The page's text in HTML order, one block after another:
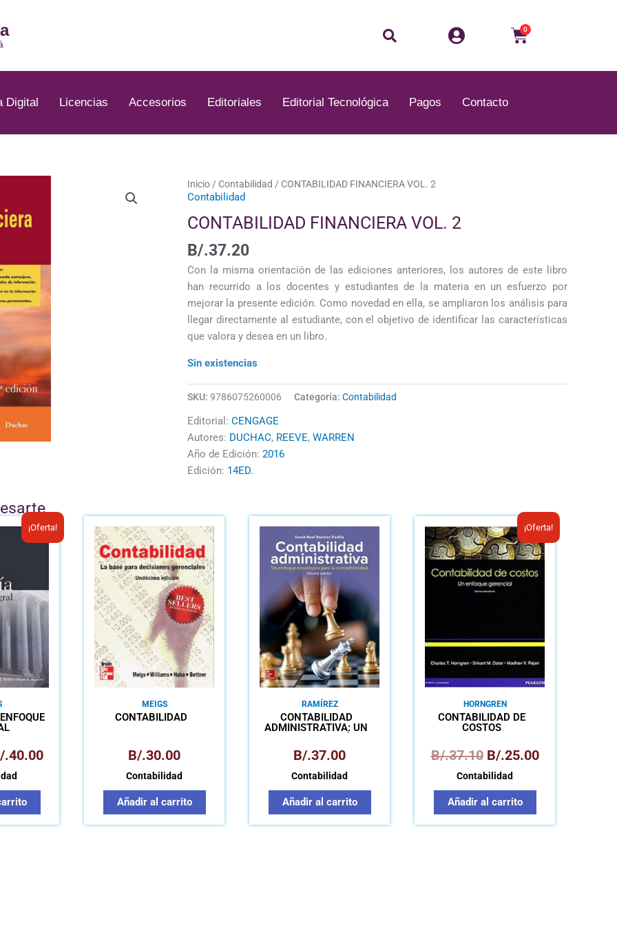
Buscar 0
Carrito
Digital Licencias Accesorios Editoriales Editorial Tecnológica Pagos Contacto
Inicio / Contabilidad / CONTABILIDAD FINANCIERA VOL. 2
Contabilidad
CONTABILIDAD FINANCIERA VOL. 2
B/.37.20
Con la misma orientación de las ediciones anteriores, los autores de este libro
han recurrido a los docentes y estudiantes de la materia en un esfuerzo por
mejorar la presente edición. Como novedad en ella, se ampliaron los análisis para
llegar directamente al estudiante, con el objetivo de identificar las características
que valora y desea en un libro.
Sin existencias
SKU: 9786075260006 Categoría: Contabilidad
Editorial: CENGAGE
Autores: DUCHAC, REEVE, WARREN
Año de Edición: 2016
Edición: 14ED.
¡Oferta!
.51.00.
.40.00
El
precio
B/.40.00.
MEIGS
CONTABILIDAD
B/.30.00
Contabilidad
Añadir al carrito
RAMÍREZ
CONTABILIDAD
ADMINISTRATIVA: UN
PARA LA COMPETIVIDAD
B/.37.00
Contabilidad
Añadir al carrito
¡Oferta!
HORNGREN
CONTABILIDAD DE
COSTOS
B/.37.10
El
precio
original
era:
B/.37.10.
B/.25.00
El
precio
actual
es:
Contabilidad
Añadir al carrito